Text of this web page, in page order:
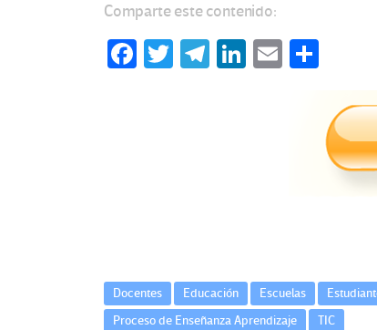
Comparte este contenido:
Fa T
Te
Li
E
m
p
ar
Docentes Educación Escuelas
Proceso de Enseñanza Aprendizaje
TIC